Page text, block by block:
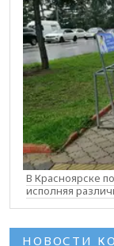
В Красноярске
исполняя
НОВОСТИ